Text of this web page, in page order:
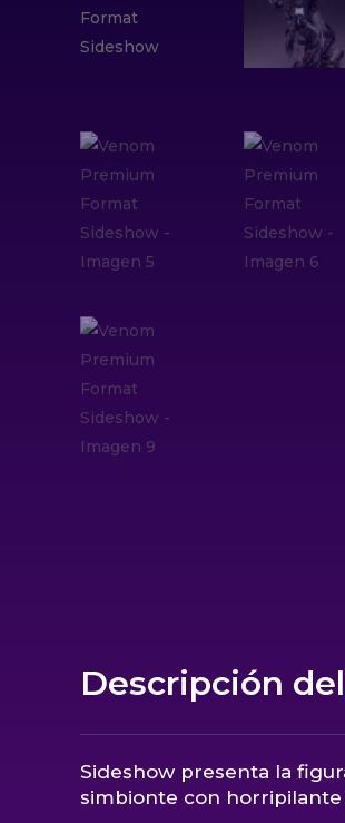
Descripción
Sideshow presenta la
simbionte con horripilante